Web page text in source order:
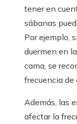
tener en
sábanas
Por ejemplo,
duermen en
cama, se
frecuencia de
Además, las
afectar la